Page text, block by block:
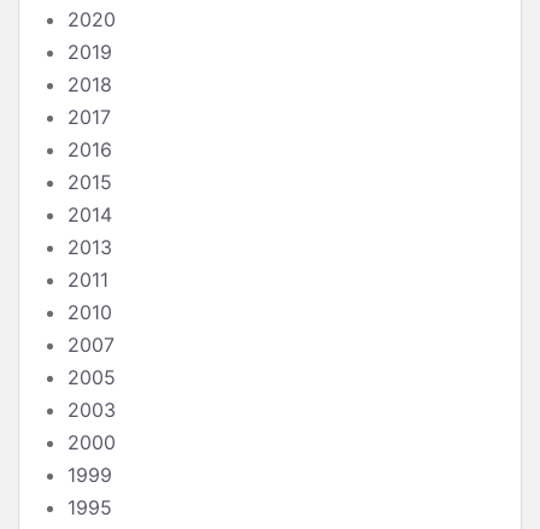
2020
2019
2018
2017
2016
2015
2014
2013
2011
2010
2007
2005
2003
2000
1999
1995